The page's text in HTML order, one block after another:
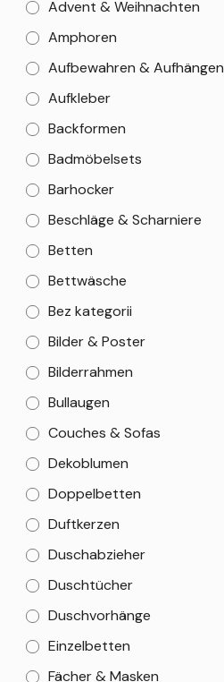
Advent & Weihnachten
Amphoren
Aufbewahren & Aufhängen
Aufkleber
Backformen
Badmöbelsets
Barhocker
Beschläge & Scharniere
Betten
Bettwäsche
Bez kategorii
Bilder & Poster
Bilderrahmen
Bullaugen
Couches & Sofas
Dekoblumen
Doppelbetten
Duftkerzen
Duschabzieher
Duschtücher
Duschvorhänge
Einzelbetten
Fächer & Masken